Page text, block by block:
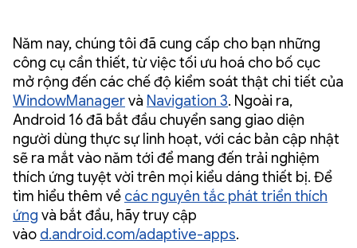
Năm nay, chúng tôi đã cung cấp cho bạn những
công cụ cần thiết, từ việc tối ưu hoá cho bố cục
mở rộng đến các chế độ kiểm soát thật chi tiết của
WindowManagervà Navigation 3. Ngoài ra,
Android 16 đã bắt đầu chuyển sang giao diện
người dùng thực sự linh hoạt, với các bản cập nhật
sẽ ra mắt vào năm tới để mang đến trải nghiệm
thích ứng tuyệt vời trên mọi kiểu dáng thiết bị. Để
tìm hiểu thêm về các nguyên tắc phát triển thích
ứng và bắt đầu, hãy truy cập
vào d.android.com/adaptive-apps.